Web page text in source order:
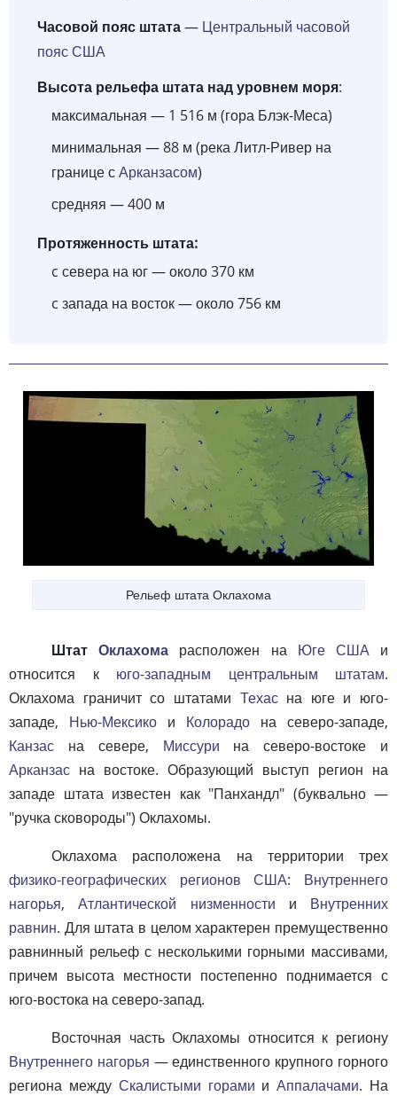
Часовой пояс штата— Центральный часовой
пояс США
Высота рельефа штата над уровнем моря:
максимальная — 1 516 м (гора Блэк-Меса)
минимальная — 88 м (река Литл-Ривер на
границе сАрканзасом)
средняя — 400 м
Протяженность штата:
c севера на юг — около 370 км
c запада на восток — около 756 км
Рельеф штата Оклахома
ШтатОклахома расположен на Юге СШАи
относится к юго-западным центральным штатам.
Оклахома граничит со штатами Техасна юге и юго-
западе, Нью-Мексико и Колорадо на северо-западе,
Канзас на севере, Миссури на северо-востоке и
Арканзас на востоке. Образующий выступ регион на
западе штата известен как "Панхандл" (буквально —
"ручка сковороды") Оклахомы.
Оклахома расположена на территории трех
физико-географических регионов США: Внутреннего
нагорья,Атлантической низменности и Внутренних
равнин. Для штата в целом характерен премущественно
равнинный рельеф с несколькими горными массивами,
причем высота местности постепенно поднимается с
юго-востока на северо-запад.
Восточная часть Оклахомы относится к региону
Внутреннего нагорья — единственного крупного горного
региона между Скалистыми горами иАппалачами. На